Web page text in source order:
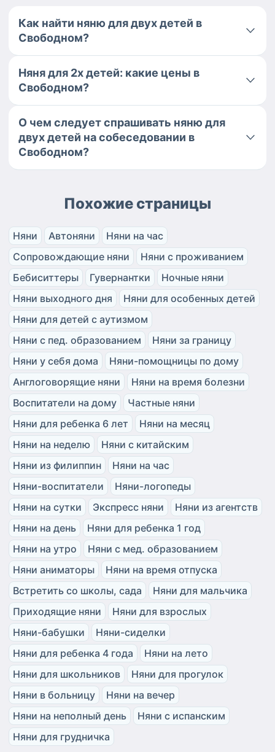
Как найти няню для двух детей в
Свободном?
Няня для 2х детей: какие цены в
Свободном?
О чем следует спрашивать няню для
двух детей на собеседовании в
Свободном?
Похожие страницы
Няни Автоняни
Няни на час
Сопровождающие няни
Няни с проживанием
Бебиситтеры
Гувернантки
Ночные няни
Няни выходного дня
Няни для особенных детей
Няни для детей с аутизмом
Няни с пед. образованием
Няни за границу
Няни у себя дома
Няни-помощницы по дому
Англоговорящие няни
Няни на время болезни
Воспитатели на дому
Частные няни
Няни для ребенка 6 лет
Няни на месяц
Няни на неделю
Няни с китайским
Няни из филиппин
Няни на час
Няни-воспитатели
Няни-логопеды
Няни на сутки
Экспресс няни
Няни из агентств
Няни на день
Няни для ребенка 1 год
Няни на утро
Няни с мед. образованием
Няни аниматоры
Няни на время отпуска
Встретить со школы, сада
Няни для мальчика
Приходящие няни
Няни для взрослых
Няни-бабушки
Няни-сиделки
Няни для ребенка 4 года
Няни на лето
Няни для школьников
Няни для прогулок
Няни в больницу
Няни на вечер
Няни на неполный день
Няни с испанским
Няни для грудничка